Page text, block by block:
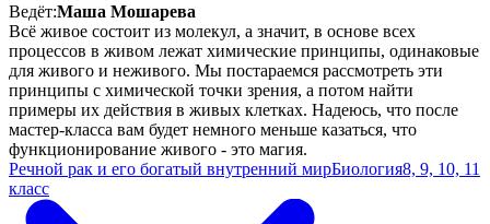
Ведёт:Маша Мошарева
Всё живое состоит из молекул, а значит, в основе всех
процессов в живом лежат химические принципы, одинаковые
для живого и неживого. Мы постараемся рассмотреть эти
принципы с химической точки зрения, а потом найти
примеры их действия в живых клетках. Надеюсь, что после
мастер-класса вам будет немного меньше казаться, что
функционирование живого - это магия.
Речной рак и его богатый внутренний мирБиология8, 9, 10, 11
класс